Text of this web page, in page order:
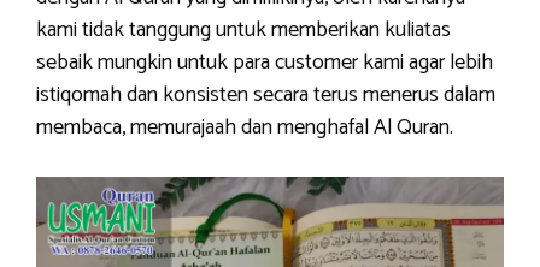
kami tidak tanggung untuk memberikan kuliatas
sebaik mungkin untuk para customer kami agar lebih
istiqomah dan konsisten secara terus menerus dalam
membaca, memurajaah dan menghafal Al Quran.